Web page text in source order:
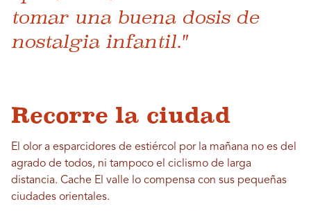
tomar una buena dosis de
nostalgia infantil."
Recorre la ciudad
El olor a esparcidores de estiércol por la mañana no es del
agrado de todos, ni tampoco el ciclismo de larga
distancia. Cache El valle lo compensa con sus pequeñas
ciudades orientales.